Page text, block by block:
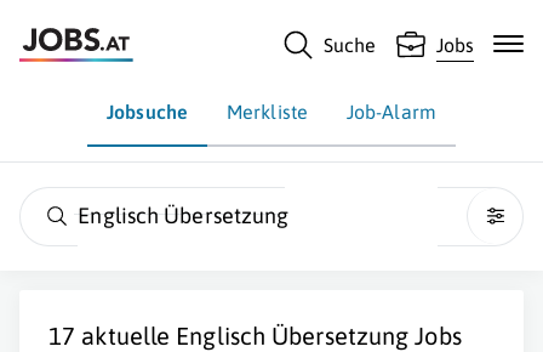
Suche Jobs
Jobsuche Merkliste Job-Alarm
Englisch Übersetzung
17 aktuelle Englisch Übersetzung Jobs